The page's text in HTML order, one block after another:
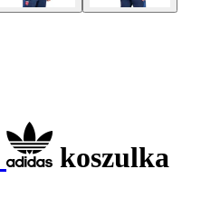
koszulka